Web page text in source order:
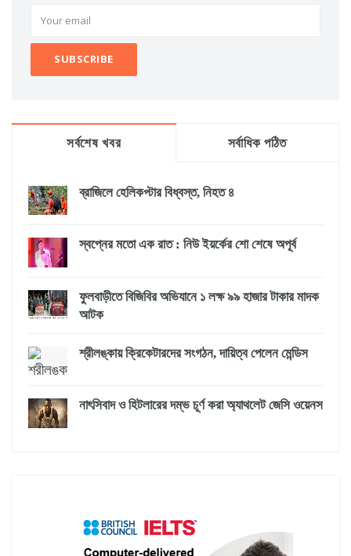
সর্বশেষ খবর সর্বাধিক পঠিত
ব্রাজিলে হেলিকপ্টার বিধ্বস্ত, নিহত ৪
স্বপ্নের মতো এক রাত : নিউ ইয়র্কের শো শেষে অপূর্ব
ফুলবাড়ীতে বিজিবির অভিযানে ১ লক্ষ ৯৯ হাজার টাকার মাদক
আটক
শ্রীলঙ্কায় ক্রিকেটারদের সংগঠন, দায়িত্ব পেলেন মেন্ডিস
নাৎসিবাদ ও হিটলারের দম্ভ চূর্ণ করা অ্যাথলেট জেসি ওয়েনস